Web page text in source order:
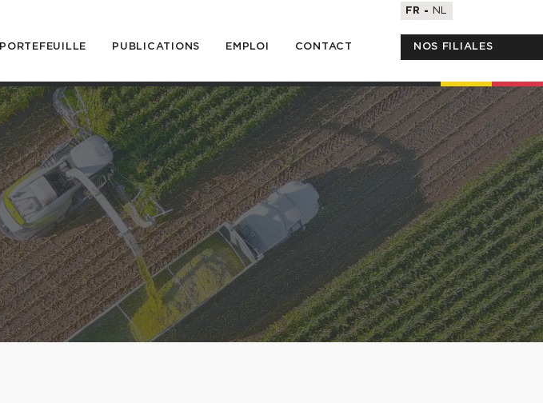
FR NL
PORTEFEUILLE PUBLICATIONS EMPLOI CONTACT NOS FILIALES